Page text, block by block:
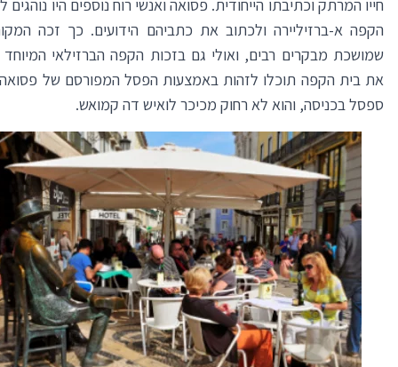
חייו המרתק וכתיבתו הייחודית. פסואה ואנשי רוח נוספים היו
הקפה א-ברזיליירה ולכתוב את כתביהם הידועים. כך זכה
שמושכת מבקרים רבים, ואולי גם בזכות הקפה הברזילאי
את בית הקפה תוכלו לזהות באמצעות הפסל המפורסם של
ספסל בכניסה, והוא לא רחוק מכיכר לואיש דה קמואש.